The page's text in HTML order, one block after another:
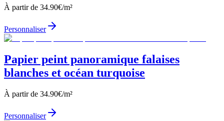
À partir de 34.90€/m²
Personnaliser
Papier peint panoramique falaises
blanches et océan turquoise
À partir de 34.90€/m²
Personnaliser